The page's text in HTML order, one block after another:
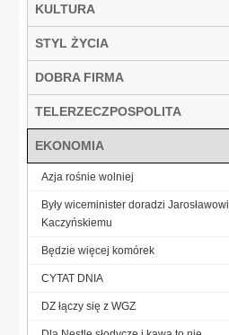
KULTURA
STYL ŻYCIA
DOBRA FIRMA
TELERZECZPOSPOLITA
EKONOMIA
Azja rośnie wolniej
Były wiceminister doradzi Jarosławowi
Kaczyńskiemu
Będzie więcej komórek
CYTAT DNIA
DZ łączy się z WGZ